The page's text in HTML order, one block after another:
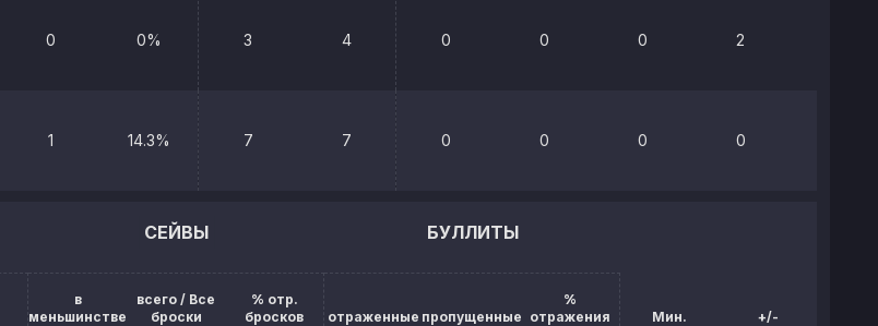
0 0% 3 4 0 0 0 2
1 14.3% 7 7 0 0 0 0
СЕЙВЫ
в
меньшинстве
всего / Все
броски
% отр.
бросков
БУЛЛИТЫ
отраженные пропущенные
%
отражения
Мин. +/-